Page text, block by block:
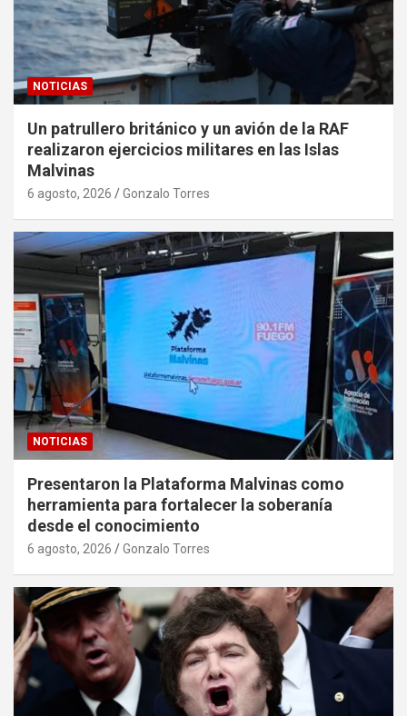
NOTICIAS
Un patrullero británico y un avión de la RAF
realizaron ejercicios militares en las Islas
Malvinas
6 agosto, 2026 Gonzalo Torres
NOTICIAS
Presentaron la Plataforma Malvinas como
herramienta para fortalecer la soberanía
desde el conocimiento
6 agosto, 2026 Gonzalo Torres